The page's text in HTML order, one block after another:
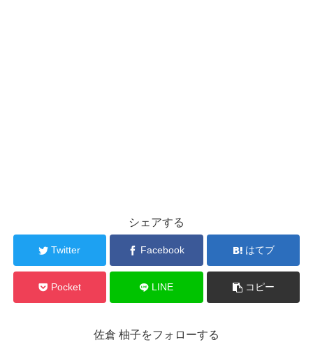
シェアする
Twitter Facebook はてブ
Pocket LINE コピー
佐倉 柚子をフォローする